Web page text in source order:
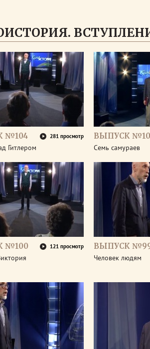
№104 281 просмотр
Гитлером
ВЫПУСК
Семь самураев
№100 121 просмотр ВЫПУСК
Человек людям